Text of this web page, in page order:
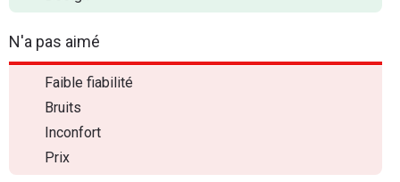
N'a pas aimé
Faible fiabilité
Bruits
Inconfort
Prix